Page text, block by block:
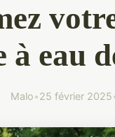
à eau
Malo•25 février 2025